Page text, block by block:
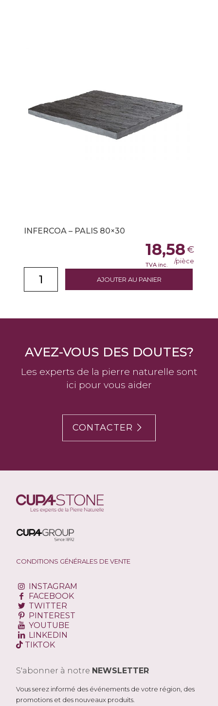
INFERCOA – PALIS 80×30
AJOUTER AU PANIER
18,58€
TVA inc. /pièce
AVEZ-VOUS DES DOUTES?
Les experts de la pierre naturelle sont
ici pour vous aider
CONTACTER
CONDITIONS GÉNÉRALES DE VENTE
INSTAGRAM
FACEBOOK
TWITTER
PINTEREST
YOUTUBE
LINKEDIN
TIKTOK
S'abonner à notre NEWSLETTER
Vous serez informé des événements de votre région, des
promotions et des nouveaux produits.